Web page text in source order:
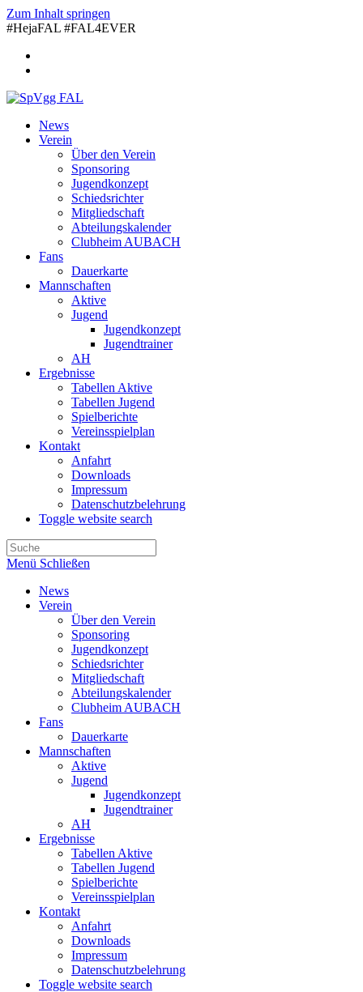
Zum Inhalt springen
#HejaFAL #FAL4EVER
News
Verein
Über den Verein
Sponsoring
Jugendkonzept
Schiedsrichter
Mitgliedschaft
Abteilungskalender
Clubheim AUBACH
Fans
Dauerkarte
Mannschaften
Aktive
Jugend
Jugendkonzept
Jugendtrainer
AH
Ergebnisse
Tabellen Aktive
Tabellen Jugend
Spielberichte
Vereinsspielplan
Kontakt
Anfahrt
Downloads
Impressum
Datenschutzbelehrung
Toggle website search
Menü Schließen
News
Verein
Über den Verein
Sponsoring
Jugendkonzept
Schiedsrichter
Mitgliedschaft
Abteilungskalender
Clubheim AUBACH
Fans
Dauerkarte
Mannschaften
Aktive
Jugend
Jugendkonzept
Jugendtrainer
AH
Ergebnisse
Tabellen Aktive
Tabellen Jugend
Spielberichte
Vereinsspielplan
Kontakt
Anfahrt
Downloads
Impressum
Datenschutzbelehrung
Toggle website search